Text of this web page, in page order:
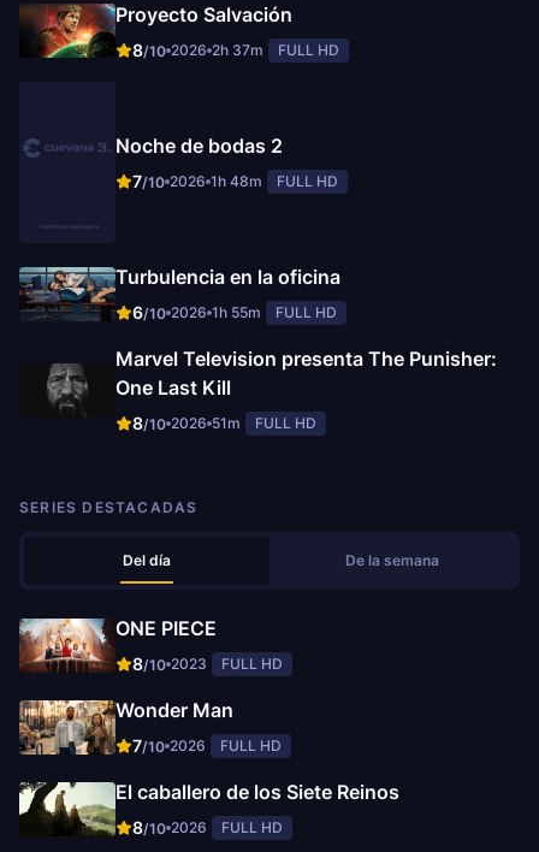
Proyecto Salvación
8/10 2026 2h 37m FULL HD
Noche de bodas 2
7/10 2026 1h 48m FULL HD
Turbulencia en la oficina
6/10 2026 1h 55m FULL HD
Marvel Television presenta The Punisher:
One Last Kill
8/10 2026 51m FULL HD
SERIES DESTACADAS
Del día De la semana
ONE PIECE
8/10 2023 FULL HD
Wonder Man
7/10 2026 FULL HD
El caballero de los Siete Reinos
8/10 2026 FULL HD